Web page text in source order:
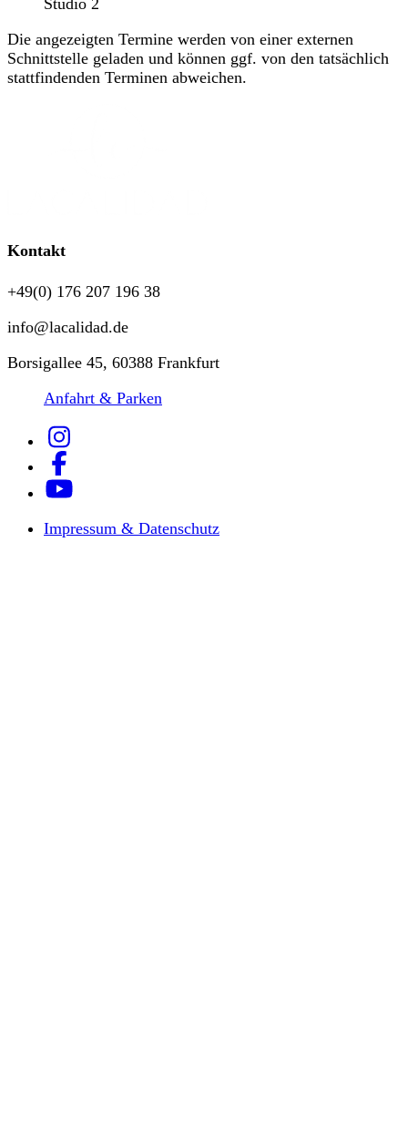
Die angezeigten Termine werden von einer externen
Schnittstelle geladen und können ggf. von den tatsächlich
stattfindenden Terminen abweichen.
Kontakt
+49(0) 176 207 196 38
info@lacalidad.de
Borsigallee 45, 60388 Frankfurt
Anfahrt & Parken
Impressum & Datenschutz